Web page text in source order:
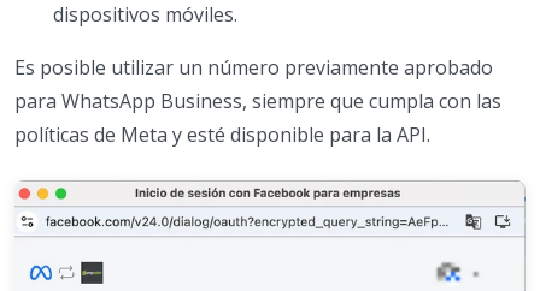
dispositivos móviles.
Es posible utilizar un número previamente aprobado
para WhatsApp Business, siempre que cumpla con las
políticas de Meta y esté disponible para la API.